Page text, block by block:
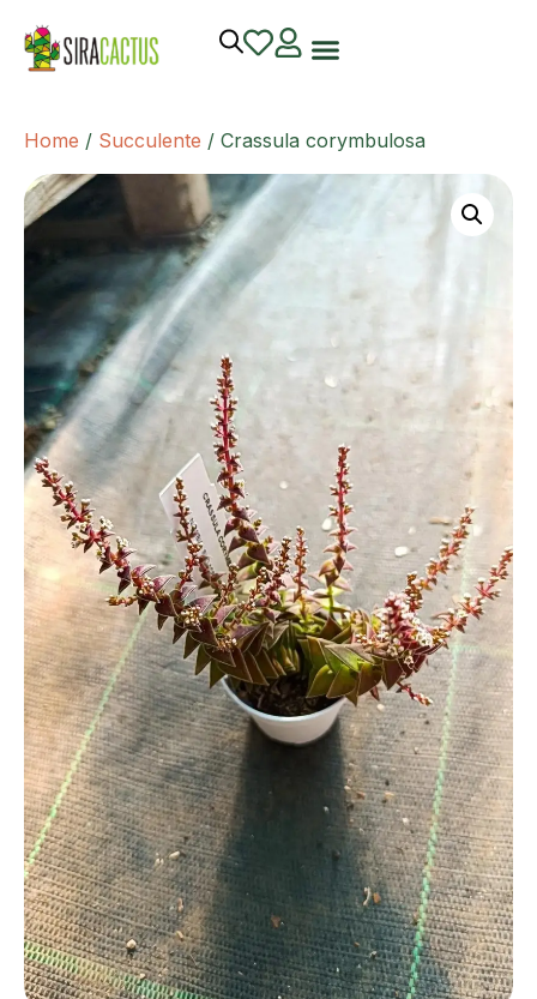
Home / Succulente / Crassula corymbulosa